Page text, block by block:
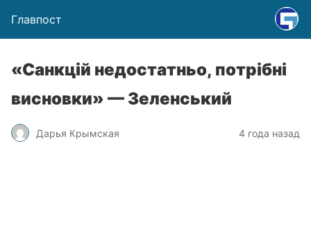
Главпост
«Санкцій недостатньо, потрібні
висновки» — Зеленський
Дарья Крымская 4 года назад